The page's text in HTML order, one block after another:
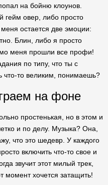
на бойню клоунов.
гейм овер, либо просто
остается две эмоции:
Блин, либо я просто
меня прошли все профи!
по типу, что ты с
что-то великим, понимаешь?
на фоне
простенькая, но в этом и
и по делу. Музыка? Она,
что это шедевр. У каждого
включить что-то свое и
звучит этот милый трек,
момент хочется затащить!